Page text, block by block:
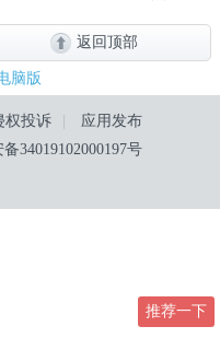
推荐一下
返回顶部
脑版
权投诉
应用发布
34019102000197号